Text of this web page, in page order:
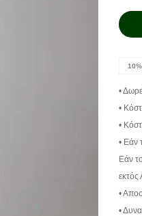
•
•
•
• Εάν
Εάν
εκτός
•
•